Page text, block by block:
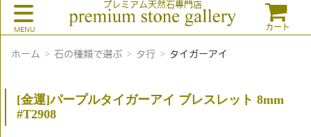
プレミアム天然石専門店
カート
ホーム 石の種類で選ぶ タ行 タイガーアイ
[金運]パープルタイガーアイ ブレスレット 8mm
#T2908